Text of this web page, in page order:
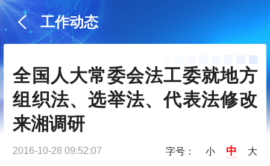
工作动态
全国人大常委会法工委就地方
组织法、选举法、代表法修改
来湘调研
2016-10-28 09:52:07 字号： 小 中 大